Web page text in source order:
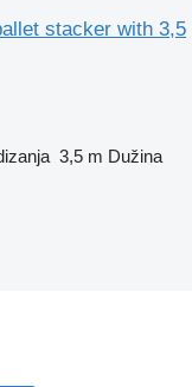
stacker with 3,5
3,5 m Dužina